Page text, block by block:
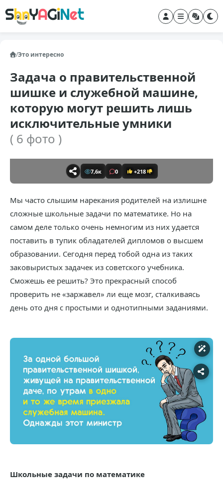
/Это интересно
Задача о правительственной
шишке и служебной машине,
которую могут решить лишь
исключительные умники
( 6 фото )
7,6к 0 +218
Мы часто слышим нарекания родителей на излишне
сложные школьные задачи по математике. Но на
самом деле только очень немногим из них удается
поставить в тупик обладателей дипломов о высшем
образовании. Сегодня перед тобой одна из таких
заковыристых задачек из советского учебника.
Сможешь ее решить? Это прекрасный способ
проверить не «заржавел» ли еще мозг, сталкиваясь
день ото дня с простыми и однотипными заданиями.
Школьные задачи по математике